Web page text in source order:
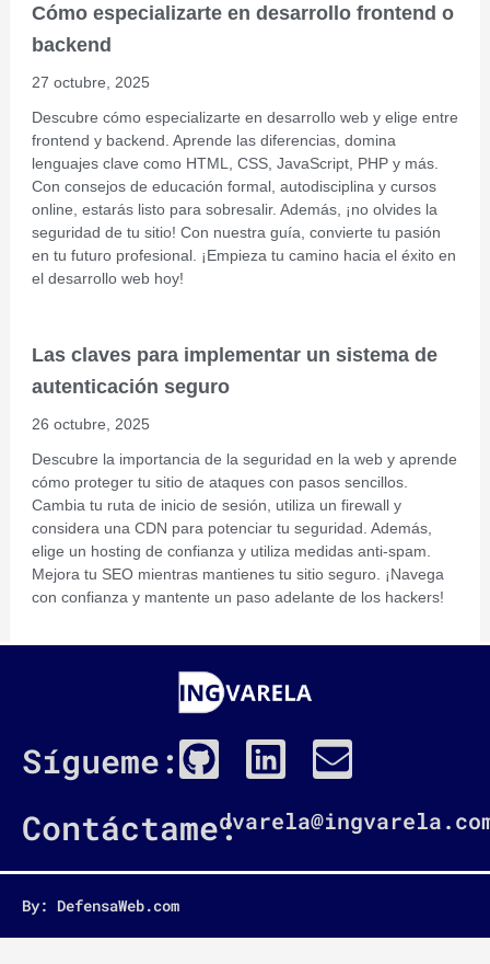
Cómo especializarte en desarrollo frontend o
backend
27 octubre, 2025
Descubre cómo especializarte en desarrollo web y elige entre
frontend y backend. Aprende las diferencias, domina
lenguajes clave como HTML, CSS, JavaScript, PHP y más.
Con consejos de educación formal, autodisciplina y cursos
online, estarás listo para sobresalir. Además, ¡no olvides la
seguridad de tu sitio! Con nuestra guía, convierte tu pasión
en tu futuro profesional. ¡Empieza tu camino hacia el éxito en
el desarrollo web hoy!
Las claves para implementar un sistema de
autenticación seguro
26 octubre, 2025
Descubre la importancia de la seguridad en la web y aprende
cómo proteger tu sitio de ataques con pasos sencillos.
Cambia tu ruta de inicio de sesión, utiliza un firewall y
considera una CDN para potenciar tu seguridad. Además,
elige un hosting de confianza y utiliza medidas anti-spam.
Mejora tu SEO mientras mantienes tu sitio seguro. ¡Navega
con confianza y mantente un paso adelante de los hackers!
Sígueme:
G
i
t
h
u
L
i
n
e
E
n
v
l
Contáctame:
By: DefensaWeb.com